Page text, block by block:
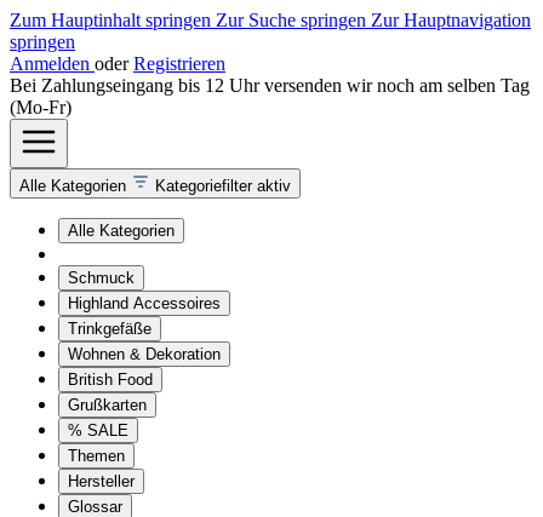
Zum Hauptinhalt springen Zur Suche springen Zur Hauptnavigation
springen
Anmelden oder Registrieren
Bei Zahlungseingang bis 12 Uhr versenden wir noch am selben Tag
(Mo-Fr)
Alle Kategorien Kategoriefilter aktiv
Alle Kategorien
Schmuck
Highland Accessoires
Trinkgefäße
Wohnen & Dekoration
British Food
Grußkarten
% SALE
Themen
Hersteller
Glossar